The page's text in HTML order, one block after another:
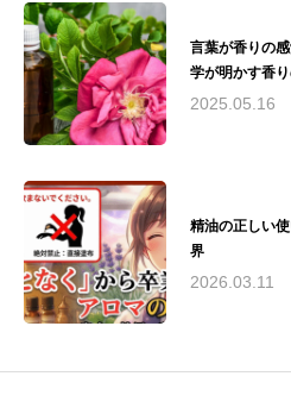
言葉が香りの
学が明かす香
2025.05.16
精油の正しい
界
2026.03.11